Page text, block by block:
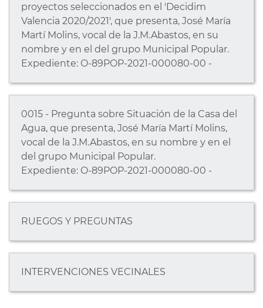
proyectos seleccionados en el 'Decidim
Valencia 2020/2021', que presenta, José María
Martí Molins, vocal de la J.M.Abastos, en su
nombre y en el del grupo Municipal Popular.
Expediente: O-89POP-2021-000080-00 -
0015 - Pregunta sobre Situación de la Casa del
Agua, que presenta, José María Martí Molins,
vocal de la J.M.Abastos, en su nombre y en el
del grupo Municipal Popular.
Expediente: O-89POP-2021-000080-00 -
RUEGOS Y PREGUNTAS
INTERVENCIONES VECINALES